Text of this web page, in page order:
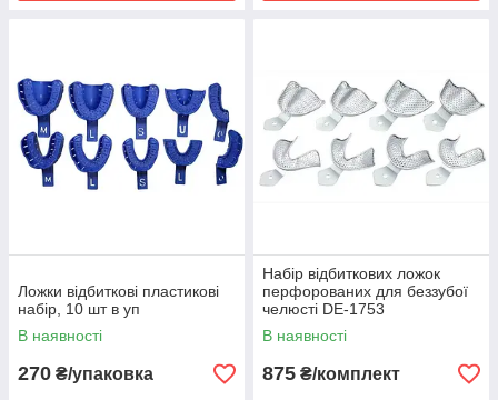
Ложки відбиткові пластикові
набір, 10 шт в уп
В наявності
270 ₴/упаковка
Набір відбиткових ложок
перфорованих для беззубої
челюсті DE-1753
В наявності
875 ₴/комплект